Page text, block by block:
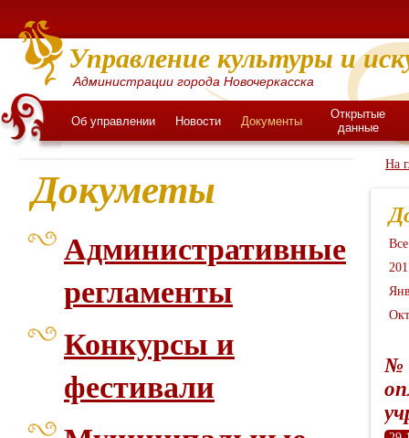
Управление культуры и
Администрации города Новочеркасска
Об управлении Новости Документы
Открытые
данные
Докуметы
Административные
регламенты
Конкурсы и
фестивали
На
№